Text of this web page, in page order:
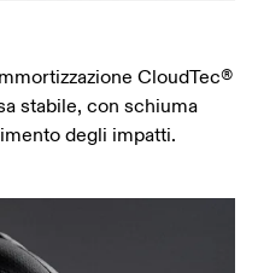
CloudTec®
stabile, con schiuma
degli impatti.